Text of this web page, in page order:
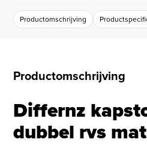
Productomschrijving
Productomschrijving
Differnz
dubbel rvs